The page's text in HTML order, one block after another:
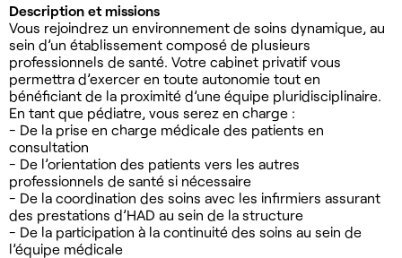
Description et missions
Vous rejoindrez un environnement de soins dynamique, au
sein d’un établissement composé de plusieurs
professionnels de santé. Votre cabinet privatif vous
permettra d’exercer en toute autonomie tout en
bénéficiant de la proximité d’une équipe pluridisciplinaire.
En tant que pédiatre, vous serez en charge :
- De la prise en charge médicale des patients en
consultation
- De l’orientation des patients vers les autres
professionnels de santé si nécessaire
- De la coordination des soins avec les infirmiers assurant
des prestations d’HAD au sein de la structure
- De la participation à la continuité des soins au sein de
l’équipe médicale